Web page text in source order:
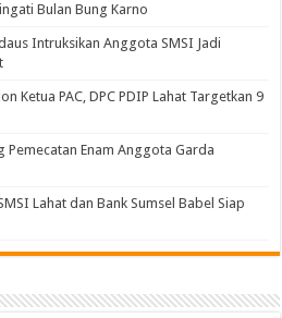
Bulan Bung Karno
Intruksikan Anggota SMSI Jadi
Ketua PAC, DPC PDIP Lahat Targetkan 9
Pemecatan Enam Anggota Garda
Lahat dan Bank Sumsel Babel Siap